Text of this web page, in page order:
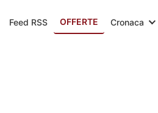
Feed RSS OFFERTE Cronaca